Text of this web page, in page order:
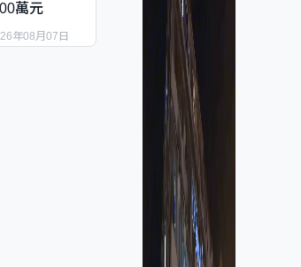
萬元
年08月07日